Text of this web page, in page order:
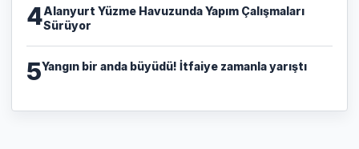
4Alanyurt Yüzme Havuzunda Yapım Çalışmaları
Sürüyor
5Yangın bir anda büyüdü! İtfaiye zamanla yarıştı